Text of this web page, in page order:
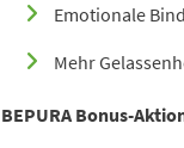
Emotionale
Mehr
BEPURA Bonus-